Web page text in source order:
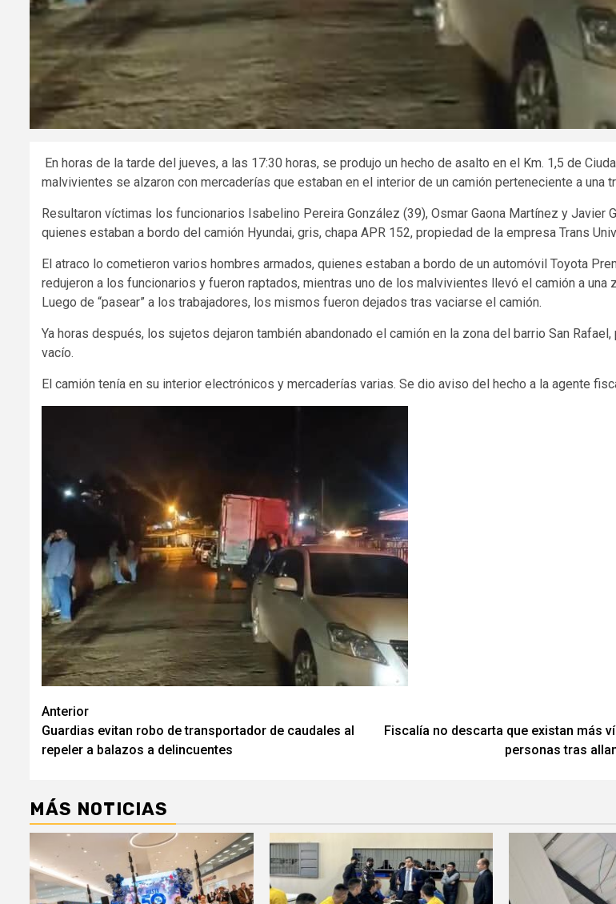
En horas de la tarde del jueves, a las 17:30 horas, se produjo un hecho de asalto en el Km. 1,5 de
malvivientes se alzaron con mercaderías que estaban en el interior de un camión perteneciente a una
Resultaron víctimas los funcionarios Isabelino Pereira González (39), Osmar Gaona Martínez y Javier
quienes estaban a bordo del camión Hyundai, gris, chapa APR 152, propiedad de la empresa Trans
El atraco lo cometieron varios hombres armados, quienes estaban a bordo de un automóvil Toyota
redujeron a los funcionarios y fueron raptados, mientras uno de los malvivientes llevó el camión a una
Luego de “pasear” a los trabajadores, los mismos fueron dejados tras vaciarse el camión.
Ya horas después, los sujetos dejaron también abandonado el camión en la zona del barrio San
vacío.
El camión tenía en su interior electrónicos y mercaderías varias. Se dio aviso del hecho a la agente
Navegación
de
Anterior
Guardias evitan robo de transportador de caudales al
repeler a balazos a delincuentes
Fiscalía no descarta que existan más
personas tras
MÁS NOTICIAS